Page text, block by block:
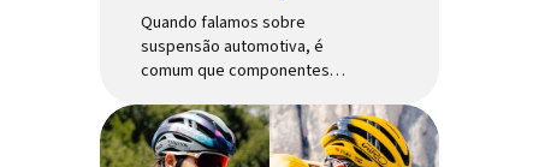
Quando falamos sobre
suspensão automotiva, é
comum que componentes
recebam mais atenção. Porém,
existe uma peça relativamente